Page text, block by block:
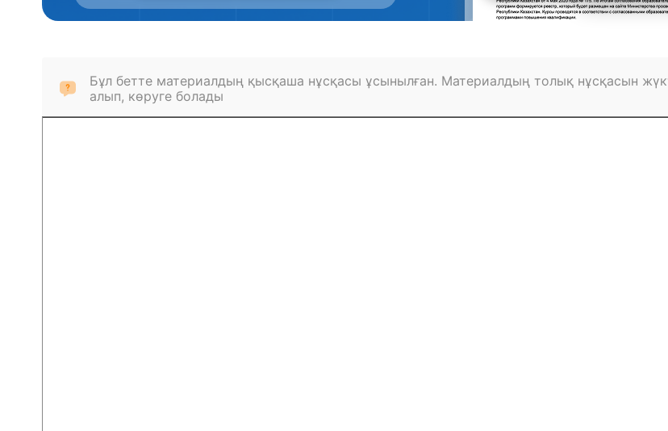
Бұл бетте материалдың қысқаша нұсқасы ұсынылған. Материалдың толық нұсқасын
алып, көруге болады